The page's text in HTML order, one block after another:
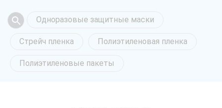
Одноразовые защитные маски
Стрейч пленка Полиэтиленовая пленка
Полиэтиленовые пакеты